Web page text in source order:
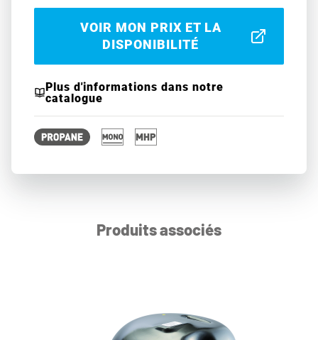
VOIR MON PRIX ET LA
DISPONIBILITÉ
Plus d'informations dans notre
catalogue
Produits associés